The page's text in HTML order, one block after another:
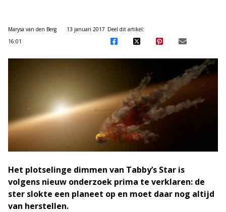
Marysa van den Berg
13 januari 2017
16:01
Deel dit artikel:
Het plotselinge dimmen van Tabby’s Star is
volgens nieuw onderzoek prima te verklaren: de
ster slokte een planeet op en moet daar nog altijd
van herstellen.